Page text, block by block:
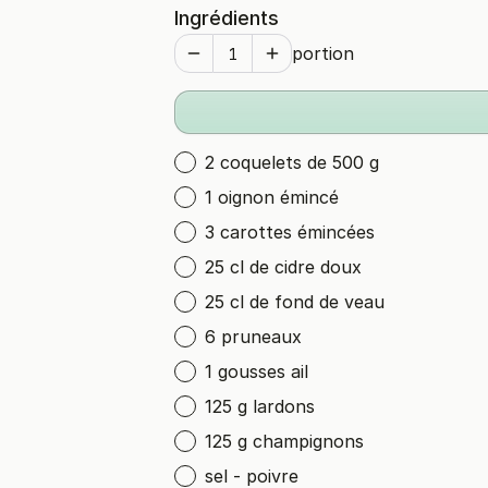
Ingrédients
portion
2 coquelets de 500 g
1 oignon émincé
3 carottes émincées
25 cl de cidre doux
25 cl de fond de veau
6 pruneaux
1 gousses ail
125 g lardons
125 g champignons
sel - poivre